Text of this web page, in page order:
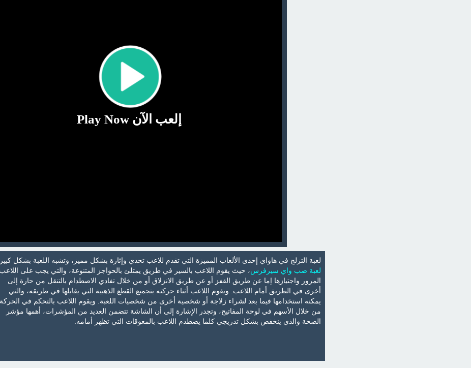
إلعب الآن Play Now
لعبة التزلج في هاواي إحدى الألعاب المميزة التي تقدم للاعب تحدي وإثارة بشكل مميز، وتشبه اللعبة بشكل كبير
لعبة صب واي سيرفرس، حيث يقوم اللاعب بالسير في طريق يمتلئ بالحواجز المتنوعة، والتي يجب على اللاعب
المرور واجتيازها إما عن طريق القفز أو عن طريق الانزلاق أو من خلال تفادي الاصطدام بالتنقل من حارة إلى
أخرى في الطريق أمام اللاعب. ويقوم اللاعب أثناء حركته بتجميع القطع الذهبية التي يقابلها في طريقه، والتي
يمكنه استخدامها فيما بعد لشراء زلاجة أو شخصية أخرى من شخصيات اللعبة. ويقوم اللاعب بالتحكم في الحركة
من خلال الأسهم في لوحة المفاتيح، وتجدر الإشارة إلى أن الشاشة تتضمن العديد من المؤشرات، أهمها مؤشر
الصحة والذي ينخفض بشكل تدريجي كلما يصطدم اللاعب بالمعوقات التي تظهر أمامه.